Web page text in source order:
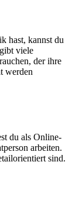
hast, kannst du
viele
der ihre
werden
du als Online-
arbeiten.
sind.